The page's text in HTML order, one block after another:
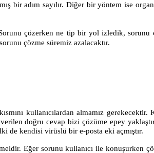
bir adım sayılır. Diğer bir yöntem ise
çözerken ne tip bir yol izledik, sorunu
çözme süremiz azalacaktır.
kullanıcılardan almamız
doğru cevap bizi çözüme epey
de kendisi virüslü bir e-posta eki açmıştır.
Eğer sorunu kullanıcı ile konuşurken